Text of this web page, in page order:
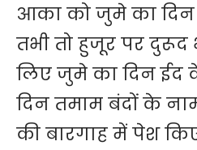
आका को जुमे का दिन
तभी तो हुजूर पर
लिए जुमे का दिन ईद
दिन तमाम बंदों के
की बारगाह में पेश